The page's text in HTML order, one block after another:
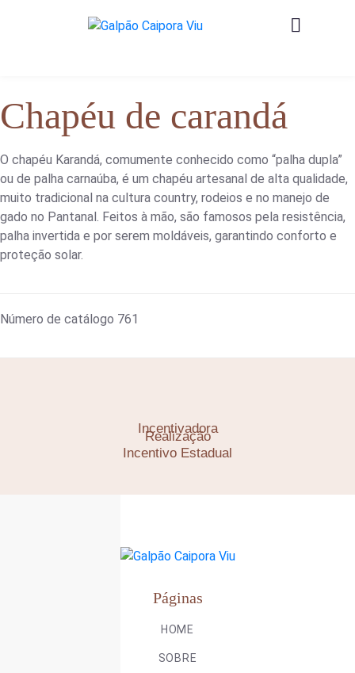
Chapéu de carandá
O chapéu Karandá, comumente conhecido como “palha dupla”
ou de palha carnaúba, é um chapéu artesanal de alta qualidade,
muito tradicional na cultura country, rodeios e no manejo de
gado no Pantanal. Feitos à mão, são famosos pela resistência,
palha invertida e por serem moldáveis, garantindo conforto e
proteção solar.
Número de catálogo 761
Realização
Incentivadora
Incentivo Estadual
Páginas
HOME
SOBRE